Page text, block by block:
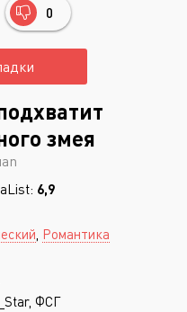
0
змея
6,9
Романтика
ФСГ